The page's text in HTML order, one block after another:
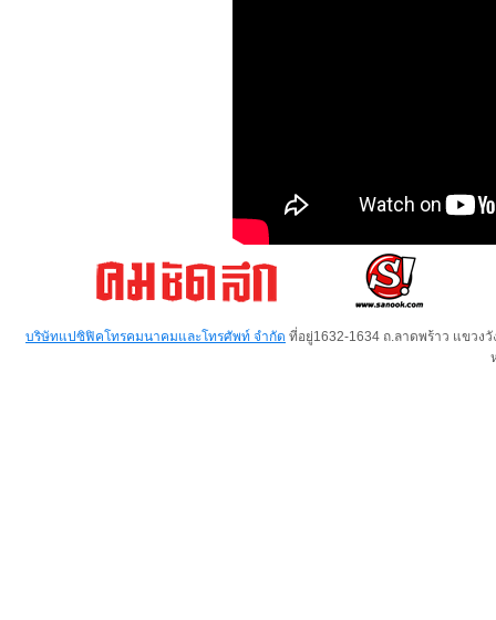
บริษัทแปซิฟิคโทรคมนาคมและโทรศัพท์ จำกัด ที่อยู่1632-1634 ถ.ลาดพร้าว แขวง